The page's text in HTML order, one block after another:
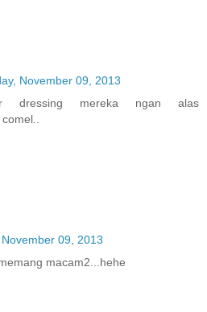
November 09, 2013
dressing mereka ngan alas
09, 2013
macam2...hehe